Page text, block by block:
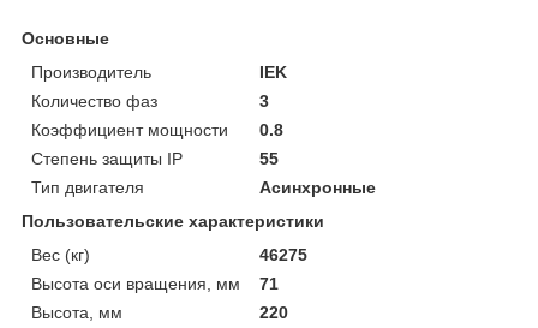
Основные
Производитель
IEK
Количество фаз
3
Коэффициент мощности
0.8
Степень защиты IP
55
Тип двигателя
Асинхронные
Пользовательские характеристики
Вес (кг)
46275
Высота оси вращения, мм
71
Высота, мм
220